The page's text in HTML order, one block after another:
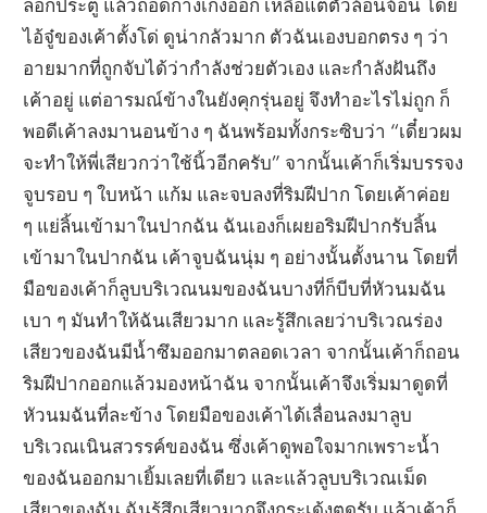
ล็อกประตู แล้วถอดกางเกงออก เหลือแต่ตัวล้อนจ้อน โดย
ไอ้จู๋ของเค้าตั้งโด่ ดูน่ากลัวมาก ตัวฉันเองบอกตรง ๆ ว่า
อายมากที่ถูกจับได้ว่ากำลังช่วยตัวเอง และกำลังฝันถึง
เค้าอยู่ แต่อารมณ์ข้างในยังคุกรุ่นอยู่ จึงทำอะไรไม่ถูก ก็
พอดีเค้าลงมานอนข้าง ๆ ฉันพร้อมทั้งกระซิบว่า “เดี๋ยวผม
จะทำให้พี่เสียวกว่าใช้นิ้วอีกครับ” จากนั้นเค้าก็เริ่มบรรจง
จูบรอบ ๆ ใบหน้า แก้ม และจบลงที่ริมฝีปาก โดยเค้าค่อย
ๆ แย่ลิ้นเข้ามาในปากฉัน ฉันเองก็เผยอริมฝีปากรับลิ้น
เข้ามาในปากฉัน เค้าจูบฉันนุ่ม ๆ อย่างนั้นตั้งนาน โดยที่
มือของเค้าก็ลูบบริเวณนมของฉันบางที่ก็บีบที่หัวนมฉัน
เบา ๆ มันทำให้ฉันเสียวมาก และรู้สึกเลยว่าบริเวณร่อง
เสียวของฉันมีน้ำซึมออกมาตลอดเวลา จากนั้นเค้าก็ถอน
ริมฝีปากออกแล้วมองหน้าฉัน จากนั้นเค้าจึงเริ่มมาดูดที่
หัวนมฉันที่ละข้าง โดยมือของเค้าได้เลื่อนลงมาลูบ
บริเวณเนินสวรรค์ของฉัน ซึ่งเค้าดูพอใจมากเพราะน้ำ
ของฉันออกมาเยิ้มเลยที่เดียว และแล้วลูบบริเวณเม็ด